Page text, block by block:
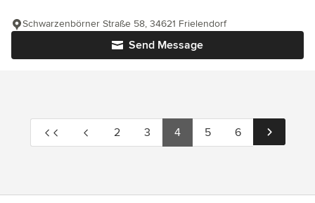
Send Message
Schwarzenbörner Straße 58, 34621 Frielendorf
2 3 4 5 6